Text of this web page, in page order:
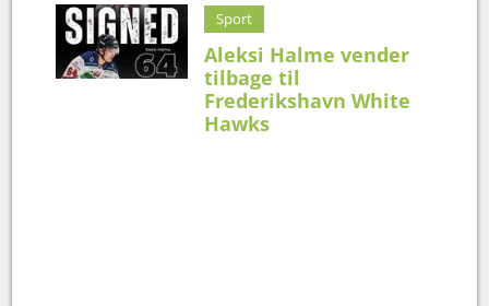
Sport
Aleksi Halme vender
tilbage til
Frederikshavn White
Hawks